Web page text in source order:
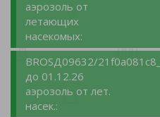
аэрозоль от
летающих
насекомых:
BROSД09632/21
до 01.12.26
аэрозоль от лет.
насек.: